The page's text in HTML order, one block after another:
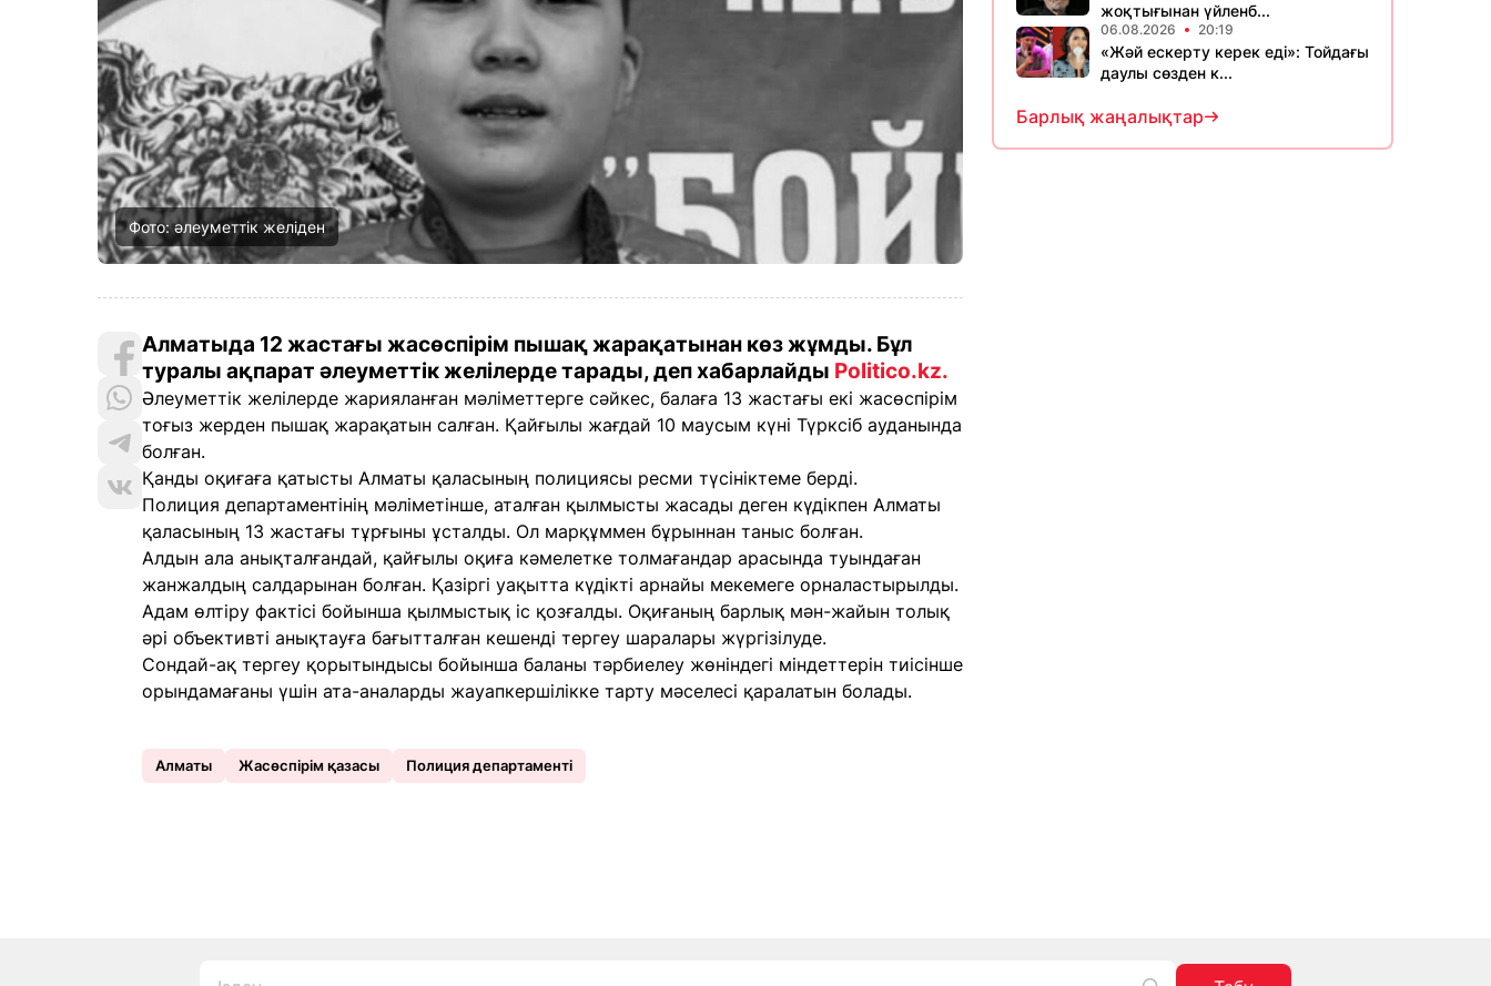
Фото: әлеуметтік желіден
Алматыда 12 жастағы жасөспірім пышақ жарақатынан көз жұмды. Бұл
туралы ақпарат әлеуметтік желілерде тарады, деп хабарлайды Politico.kz.
Әлеуметтік желілерде жарияланған мәліметтерге сәйкес, балаға 13 жастағы екі жасөспірім
тоғыз жерден пышақ жарақатын салған. Қайғылы жағдай 10 маусым күні Түрксіб ауданында
болған.
Қанды оқиғаға қатысты Алматы қаласының полициясы ресми түсініктеме берді.
Полиция департаментінің мәліметінше, аталған қылмысты жасады деген күдікпен Алматы
қаласының 13 жастағы тұрғыны ұсталды. Ол марқұммен бұрыннан таныс болған.
Алдын ала анықталғандай, қайғылы оқиға кәмелетке толмағандар арасында туындаған
жанжалдың салдарынан болған. Қазіргі уақытта күдікті арнайы мекемеге орналастырылды.
Адам өлтіру фактісі бойынша қылмыстық іс қозғалды. Оқиғаның барлық мән-жайын толық
әрі объективті анықтауға бағытталған кешенді тергеу шаралары жүргізілуде.
Сондай-ақ тергеу қорытындысы бойынша баланы тәрбиелеу жөніндегі міндеттерін тиісінше
орындамағаны үшін ата-аналарды жауапкершілікке тарту мәселесі қаралатын болады.
Алматы Жасөспірім қазасы Полиция департаменті
жоқтығынан үйленб...
06.08.2026 20:19
«Жәй ескерту керек еді»: Тойдағы
даулы сөзден к...
Барлық жаңалықтар